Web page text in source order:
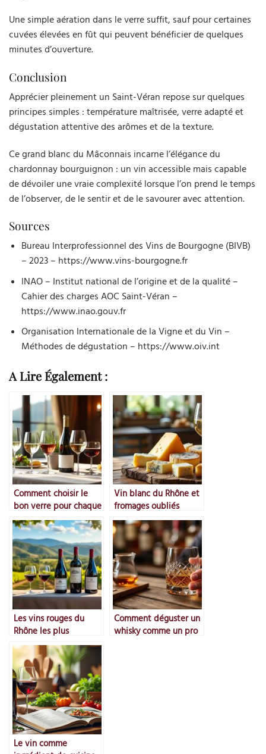
Une simple aération dans le verre suffit, sauf pour certaines
cuvées élevées en fût qui peuvent bénéficier de quelques
minutes d’ouverture.
Conclusion
Apprécier pleinement un Saint-Véran repose sur quelques
principes simples : température maîtrisée, verre adapté et
dégustation attentive des arômes et de la texture.
Ce grand blanc du Mâconnais incarne l’élégance du
chardonnay bourguignon : un vin accessible mais capable
de dévoiler une vraie complexité lorsque l’on prend le temps
de l’observer, de le sentir et de le savourer avec attention.
Sources
Bureau Interprofessionnel des Vins de Bourgogne (BIVB)
– 2023 – https://www.vins-bourgogne.fr
INAO – Institut national de l’origine et de la qualité –
Cahier des charges AOC Saint-Véran –
https://www.inao.gouv.fr
Organisation Internationale de la Vigne et du Vin –
Méthodes de dégustation – https://www.oiv.int
A Lire Également :
Comment choisir le
bon verre pour chaque
vin
Vin blanc du Rhône et
fromages oubliés
Les vins rouges du
Rhône les plus
emblématiques
Comment déguster un
whisky comme un pro
Le vin comme